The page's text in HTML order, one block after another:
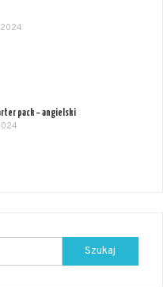
pack – angielski
Szukaj: